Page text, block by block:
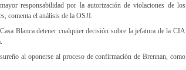
responsabilidad por la autorización de violaciones de los
comenta el análisis de la OSJI.
Blanca detener cualquier decisión sobre la jefatura de la CIA
al oponerse al proceso de confirmación de Brennan, como